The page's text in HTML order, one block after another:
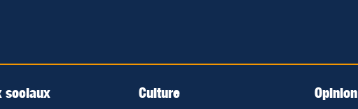
sociaux Culture Opinion